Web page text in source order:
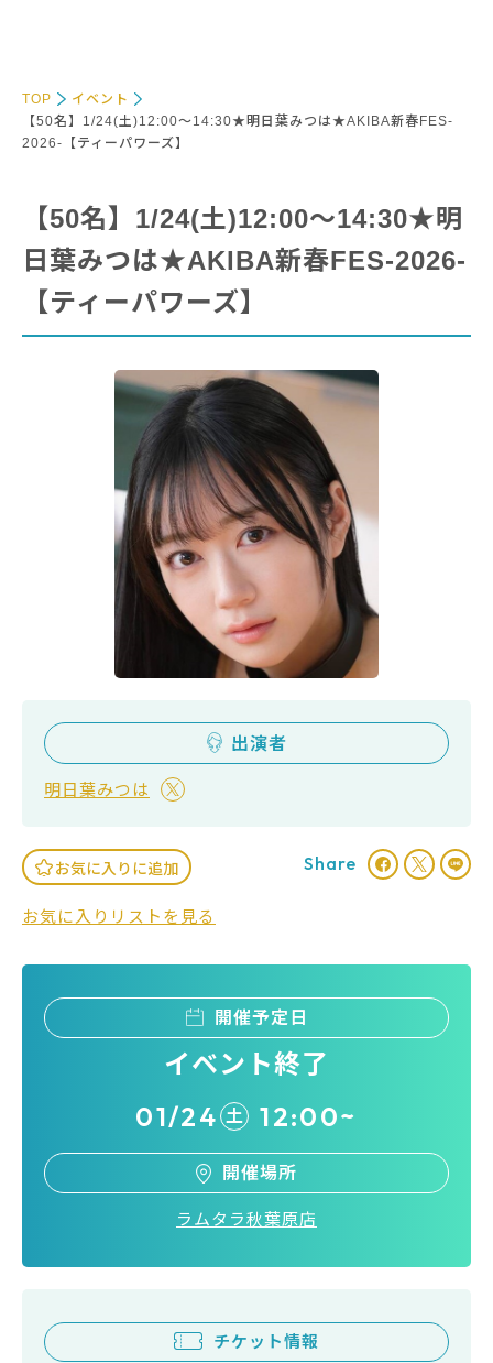
TOP
イベント
【50名】1/24(土)12:00～14:30★明日葉みつは★AKIBA新春FES-
2026-【ティーパワーズ】
【50名】1/24(土)12:00～14:30★明
日葉みつは★AKIBA新春FES-2026-
【ティーパワーズ】
出演者
明日葉みつは
お気に入りに追加
お気に入りリストを見る
Share
開催予定日
イベント終了
01/24 土 12:00~
開催場所
ラムタラ秋葉原店
チケット情報